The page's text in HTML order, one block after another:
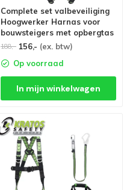
Complete set valbeveiliging
Hoogwerker Harnas voor
bouwsteigers met opbergtas
188,- 156,- (ex. btw)
Op voorraad
In mijn winkelwagen